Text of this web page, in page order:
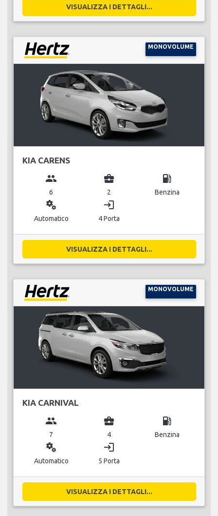
VISUALIZZA I DETTAGLI...
MONOVOLUME
KIA CARENS
group
6
business_center
2
local_gas_station
Benzina
miscellaneous_services
Automatico
login
4 Porta
VISUALIZZA I DETTAGLI...
MONOVOLUME
KIA CARNIVAL
group
7
business_center
4
local_gas_station
Benzina
miscellaneous_services
Automatico
login
5 Porta
VISUALIZZA I DETTAGLI...